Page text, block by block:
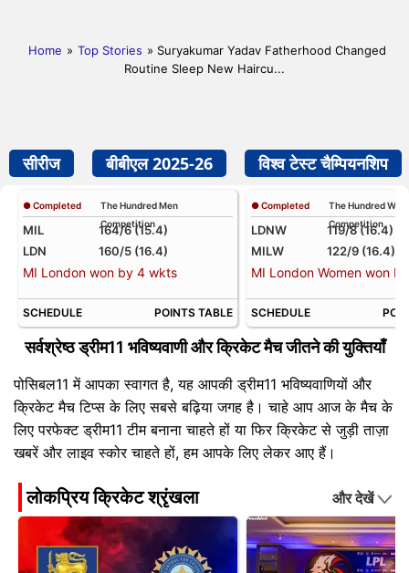
Home » Top Stories » Suryakumar Yadav Fatherhood Changed
Routine Sleep New Haircu...
सीरीज बीबीएल 2025-26 विश्व टेस्ट चैम्पियनशिप
● Completed
The Hundred Men
Competition
MIL
164/6 (15.4)
LDN
160/5 (16.4)
MI London won by 4 wkts
SCHEDULE POINTS TABLE
● Completed
The Hundred
Competition
LDNW
119/8 (16.4)
MILW
122/9 (16.4)
MI London Women won
SCHEDULE
सर्वश्रेष्ठ ड्रीम11 भविष्यवाणी और क्रिकेट मैच जीतने की युक्तियाँ
पोसिबल11 में आपका स्वागत है, यह आपकी ड्रीम11 भविष्यवाणियों और
क्रिकेट मैच टिप्स के लिए सबसे बढ़िया जगह है। चाहे आप आज के मैच के
लिए परफेक्ट ड्रीम11 टीम बनाना चाहते हों या फिर क्रिकेट से जुड़ी ताज़ा
खबरें और लाइव स्कोर चाहते हों, हम आपके लिए लेकर आए हैं।
लोकप्रिय क्रिकेट श्रृंखला और देखें